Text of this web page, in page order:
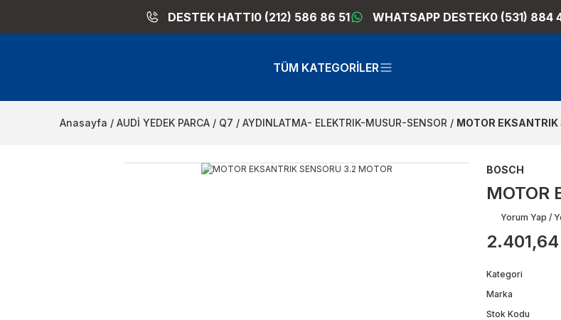
DESTEK HATTI0 (212) 586 86 51 WHATSAPP DESTEK0 (531) 884
TÜM KATEGORİLER
Anasayfa AUDİ YEDEK PARCA Q7 AYDINLATMA- ELEKTRIK-MUSUR-SENSOR MOTOR
BOSCH
MOTOR
Yorum Yap /
Kategori
Marka
Stok Kodu